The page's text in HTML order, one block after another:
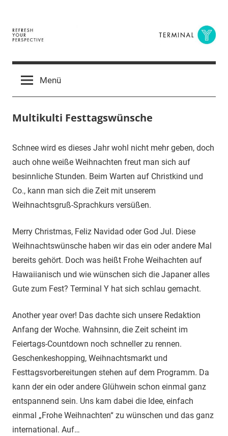
springen
Terminal
Y
Digital
BusinessMenü
Multikulti Festtagswünsche
23.
Dezember
2014
terminal-
y
Urbi
et
orbi
Schnee wird es dieses Jahr wohl nicht mehr geben, doch
auch ohne weiße Weihnachten freut man sich auf
besinnliche Stunden. Beim Warten auf Christkind und
Co., kann man sich die Zeit mit unserem
Weihnachtsgruß-Sprachkurs versüßen.
Merry Christmas, Feliz Navidad oder God Jul. Diese
Weihnachtswünsche haben wir das ein oder andere Mal
bereits gehört. Doch was heißt Frohe Weihachten auf
Hawaiianisch und wie wünschen sich die Japaner alles
Gute zum Fest? Terminal Y hat sich schlau gemacht.
Another year over! Das dachte sich unsere Redaktion
Anfang der Woche. Wahnsinn, die Zeit scheint im
Feiertags-Countdown noch schneller zu rennen.
Geschenkeshopping, Weihnachtsmarkt und
Festtagsvorbereitungen stehen auf dem Programm. Da
kann der ein oder andere Glühwein schon einmal ganz
entspannend sein. Uns kam dabei die Idee, einfach
einmal „Frohe Weihnachten“ zu wünschen und das ganz
international. Auf…